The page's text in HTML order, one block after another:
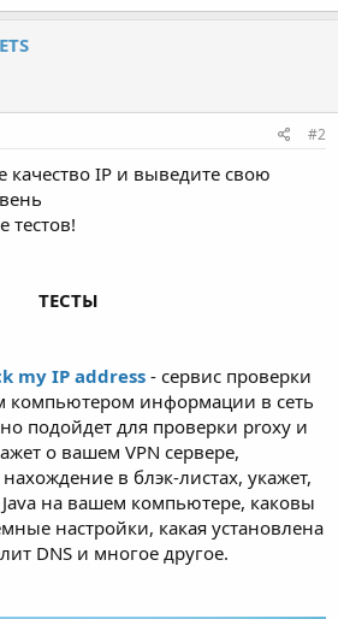
#2
качество IP и выведите свою
ТЕСТЫ
my IP address - сервис проверки
компьютером информации в сеть
подойдет для проверки proxy и
о вашем VPN сервере,
в блэк-листах, укажет,
на вашем компьютере, каковы
настройки, какая установлена
DNS и многое другое.